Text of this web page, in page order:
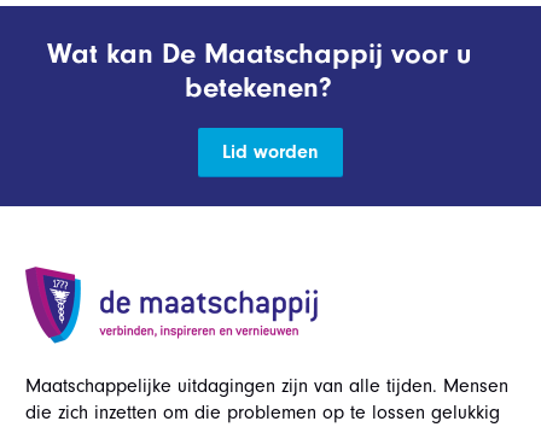
Wat kan De Maatschappij voor u
betekenen?
Lid worden
Maatschappelijke uitdagingen zijn van alle tijden. Mensen
die zich inzetten om die problemen op te lossen gelukkig